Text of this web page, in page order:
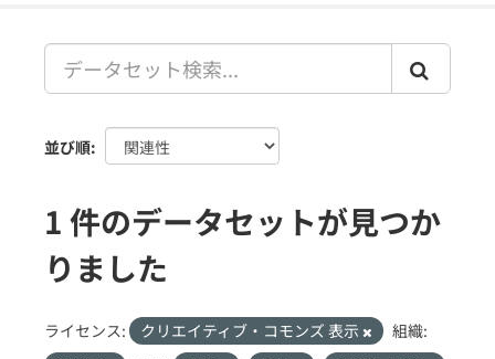
並び順
1 件のデータセットが見つか
りました
ライセンス: クリエイティブ・コモンズ 表示
組織: